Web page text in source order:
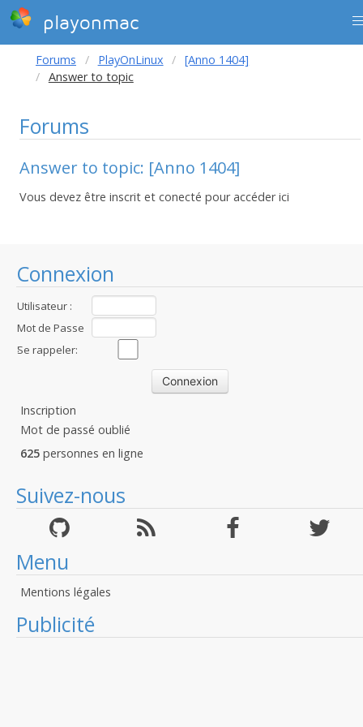
playonmac
Connexion
Utilisateur :
Mot de Passe
:Se rappeler:
Inscription
Mot de passé oublié
625 personnes en ligne
Suivez-nous
Menu
Mentions légales
Publicité
Forums PlayOnLinux
[Anno 1404]
Answer to topic
Forums
Answer to topic: [Anno 1404]
Vous devez être inscrit et conecté pour accéder ici